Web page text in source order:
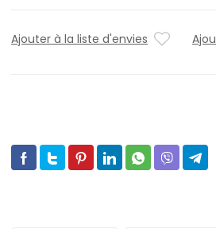
Ajouter à la liste d'envies